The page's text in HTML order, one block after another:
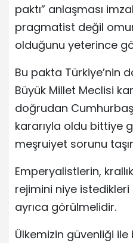
paktı” anlaşması
pragmatist değil
olduğunu yeterince
Bu pakta Türkiye’nin
Büyük Millet Meclisi
doğrudan
kararıyla oldu bittiye
meşruiyet sorunu
Emperyalistlerin,
rejimini niye
ayrıca görülmelidir.
Ülkemizin güvenliği